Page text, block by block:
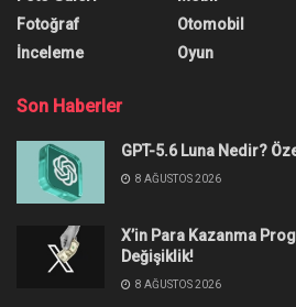
Fotoğraf
İnceleme
Otomobil
Oyun
Son Haberler
GPT-5.6 Luna Nedir?
8 AĞUSTOS 2026
X’in Para Kazanma
Değişiklik!
8 AĞUSTOS 2026